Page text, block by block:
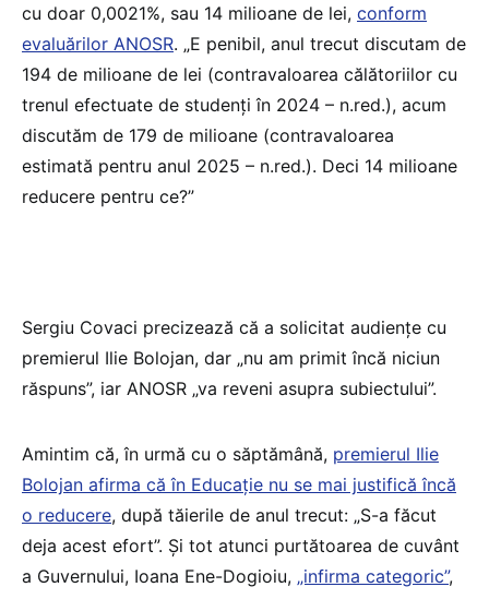
cu doar 0,0021%, sau 14 milioane de lei, conform
evaluărilor ANOSR. „E penibil, anul trecut discutam de
194 de milioane de lei (contravaloarea călătoriilor cu
trenul efectuate de studenți în 2024 – n.red.), acum
discutăm de 179 de milioane (contravaloarea
estimată pentru anul 2025 – n.red.). Deci 14 milioane
reducere pentru ce?”
Sergiu Covaci precizează că a solicitat audiențe cu
premierul Ilie Bolojan, dar „nu am primit încă niciun
răspuns”, iar ANOSR „va reveni asupra subiectului”.
Amintim că, în urmă cu o săptămână, premierul Ilie
Bolojan afirma că în Educație nu se mai justifică încă
o reducere, după tăierile de anul trecut: „S-a făcut
deja acest efort”. Și tot atunci purtătoarea de cuvânt
a Guvernului, Ioana Ene-Dogioiu, „infirma categoric”,